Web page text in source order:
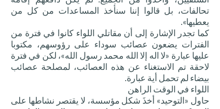
تحالفات، بل قالوا إننا سنأخذ المساعدات من كل من
يعطيها».
كما تجدر الإشارة إلى أن مقاتلي اللواء كانوا في فترة من
الفترات يضعون عصائب سوداء على رؤوسهم، مكتوبا
عليها عبارة «لا اله إلا الله محمد رسول الله»، لكن في فترة
لاحقة تم الاستغناء عن هذه العصائب، لمصلحة عصائب
بيضاء لم تحمل أية عبارة.
اللواء في الوقت الراهن
حاول «التوحيد» أخذَ شكل مؤسسة، لا يقتصر نشاطها على